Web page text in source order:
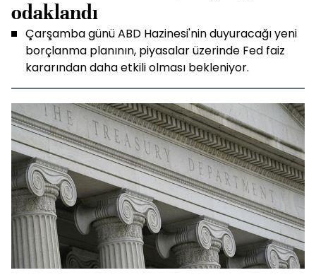
odaklandı
Çarşamba günü ABD Hazinesi'nin duyuracağı yeni
borçlanma planının, piyasalar üzerinde Fed faiz
kararından daha etkili olması bekleniyor.